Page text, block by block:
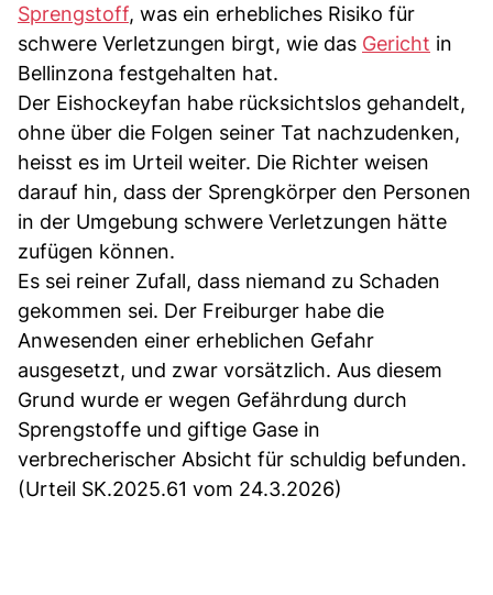
Sprengstoff, was ein erhebliches Risiko für
schwere Verletzungen birgt, wie das Gericht in
Bellinzona festgehalten hat.
Der Eishockeyfan habe rücksichtslos gehandelt,
ohne über die Folgen seiner Tat nachzudenken,
heisst es im Urteil weiter. Die Richter weisen
darauf hin, dass der Sprengkörper den Personen
in der Umgebung schwere Verletzungen hätte
zufügen können.
Es sei reiner Zufall, dass niemand zu Schaden
gekommen sei. Der Freiburger habe die
Anwesenden einer erheblichen Gefahr
ausgesetzt, und zwar vorsätzlich. Aus diesem
Grund wurde er wegen Gefährdung durch
Sprengstoffe und giftige Gase in
verbrecherischer Absicht für schuldig befunden.
(Urteil SK.2025.61 vom 24.3.2026)